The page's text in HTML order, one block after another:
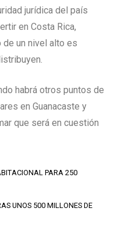
jurídica del país
en Costa Rica,
un nivel alto es
habrá otros puntos de
en Guanacaste y
que será en cuestión
PARA 250
UNOS 500 MILLONES DE